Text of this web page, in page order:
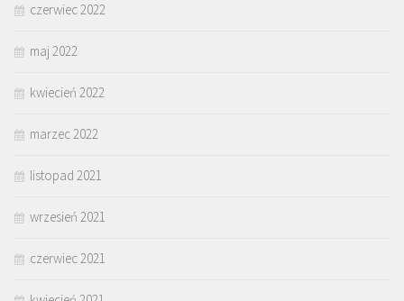
czerwiec 2022
maj 2022
kwiecień 2022
marzec 2022
listopad 2021
wrzesień 2021
czerwiec 2021